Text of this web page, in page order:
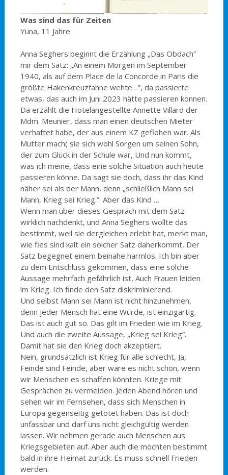
Was sind das für Zeiten
Yuna, 11 Jahre
Anna Seghers beginnt die Erzählung „Das Obdach”
mir dem Satz: „An einem Morgen im September
1940, als auf dem Place de la Concorde in Paris die
größte Hakenkreuzfahne wehte…”, da passierte
etwas, das auch im Juni 2023 hätte passieren können.
Da erzählt die Hotelangestellte Annette Villard der
Mdm. Meunier, dass man einen deutschen Mieter
verhaftet habe, der aus einem KZ geflohen war. Als
Mutter mach( sie sich wohl Sorgen um seinen Sohn,
der zum Glück in der Schule war, Und nun kommt,
was ich meine, dass eine solche Situation auch heute
passieren könne. Da sagt sie doch, dass ihr das Kind
näher sei als der Mann, denn „schließlich Mann sei
Mann, Krieg sei Krieg.”. Aber das Kind …
Wenn man über dieses Gespräch mit dem Satz
wirklich nachdenkt, und Anna Seghers wollte das
bestimmt, weil sie dergleichen erlebt hat, merkt man,
wie fies sind kalt ein solcher Satz daherkommt, Der
Satz begegnet einem beinahe harmlos. Ich bin aber
zu dem Entschluss gekommen, dass eine solche
Aussage mehrfach gefährlich ist, Auch Frauen leiden
im Krieg. Ich finde den Satz diskriminierend.
Und selbst Mann sei Mann ist nicht hinzunehmen,
denn jeder Mensch hat eine Würde, ist einzigartig.
Das ist auch gut so. Das gilt im Frieden wie im Krieg.
Und auch die zweite Aussage, „Krieg sei Krieg”.
Damit hat sie den Krieg doch akzeptiert.
Nein, grundsätzlich ist Krieg für alle schlecht, Ja,
Feinde sind Feinde, aber wäre es nicht schön, wenn
wir Menschen es schaffen könnten. Kriege mit
Gesprächen zu vermeiden. Jeden Abend hören und
sehen wir im Fernsehen, dass sich Menschen in
Europa gegenseitig getötet haben. Das ist doch
unfassbar und darf uns nicht gleichgültig werden
lassen. Wir nehmen gerade auch Menschen aus
Kriegsgebieten auf. Aber auch die möchten bestimmt
bald in ihre Heimat zurück. Es muss schnell Frieden
werden.